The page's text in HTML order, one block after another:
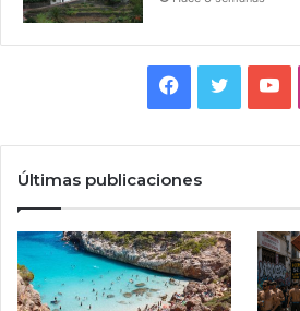
Facebook
Twitter
Últimas publicaciones